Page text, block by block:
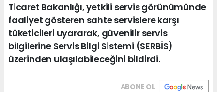
Ticaret Bakanlığı, yetkili servis görünümünde
faaliyet gösteren sahte servislere karşı
tüketicileri uyararak, güvenilir servis
bilgilerine Servis Bilgi Sistemi (SERBİS)
üzerinden ulaşılabileceğini bildirdi.
ABONE OL